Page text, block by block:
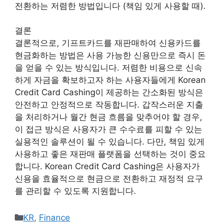
전환하는 저렴한 방법입니다 (책임 있게 사용할 때).
결론
결론적으로, 기프트카드를 재판매하여 신용카드를
현금화하는 방법은 사용 가능한 신용만으로 즉시 돈
을 얻을 수 있는 방식입니다. 저렴한 비용으로 신속
하게 자금을 확보하고자 하는 사용자들에게 Korean
Credit Card Cashing이 제공하는 간소화된 방식은
안전하고 안정적으로 작동합니다. 갑작스러운 지출
을 처리하거나 월간 현금 흐름을 맞추어야 할 경우,
이 접근 방식은 사용자가 큰 수수료를 피할 수 있는
실용적인 솔루션이 될 수 있습니다. 다만, 책임 있게
사용하고 좋은 재판매 플랫폼을 선택하는 것이 중요
합니다. Korean Credit Card Cashing은 사용자가
신용을 효율적으로 현금으로 전환하고 재정적 요구
를 관리할 수 있도록 지원합니다.
Categories
KR, Finance